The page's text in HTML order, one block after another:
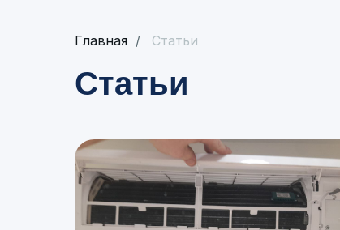
Главная / Статьи
Статьи